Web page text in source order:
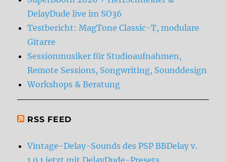
DelayDude live im SO36
Testbericht: MagTone Classic-T, modulare
Gitarre
Sessionmusiker für Studioaufnahmen,
Remote Sessions, Songwriting, Sounddesign
Workshops & Beratung
RSS FEED
Vintage-Delay-Sounds des PSP BBDelay v.